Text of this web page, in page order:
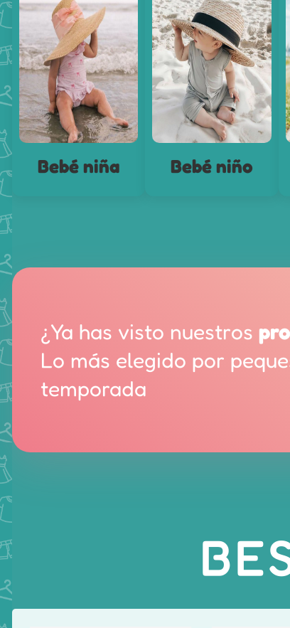
Bebé niña Bebé niño
¿Ya has visto nuestros
Lo más elegido por
temporada